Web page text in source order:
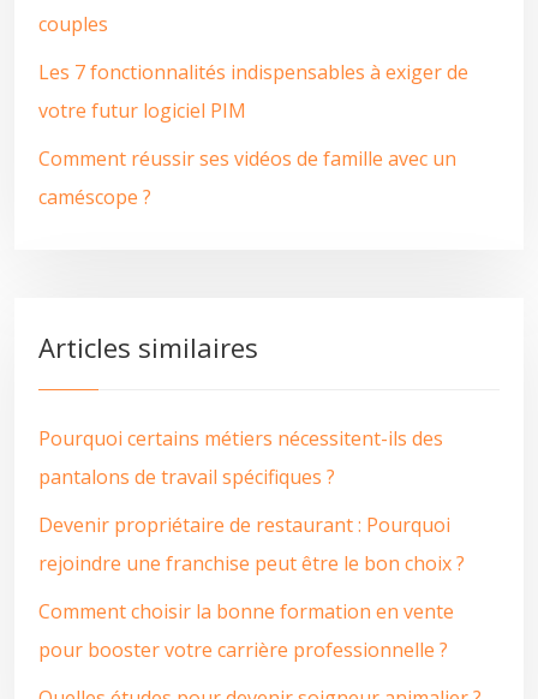
couples
Les 7 fonctionnalités indispensables à exiger de
votre futur logiciel PIM
Comment réussir ses vidéos de famille avec un
caméscope ?
Articles similaires
Pourquoi certains métiers nécessitent-ils des
pantalons de travail spécifiques ?
Devenir propriétaire de restaurant : Pourquoi
rejoindre une franchise peut être le bon choix ?
Comment choisir la bonne formation en vente
pour booster votre carrière professionnelle ?